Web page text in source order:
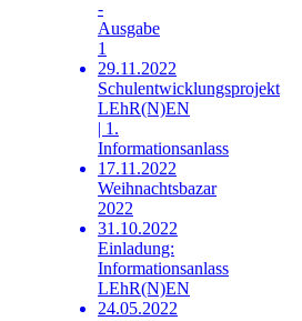
-
Ausgabe
1
29.11.2022
Schulentwicklungsprojekt
LEhR(N)EN
| 1.
Informationsanlass
17.11.2022
Weihnachtsbazar
2022
31.10.2022
Einladung:
Informationsanlass
LEhR(N)EN
24.05.2022